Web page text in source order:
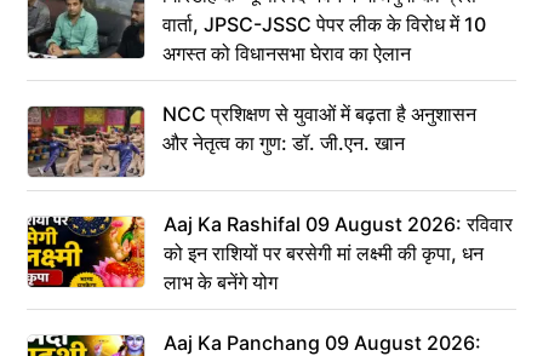
वार्ता, JPSC-JSSC पेपर लीक के विरोध में 10
अगस्त को विधानसभा घेराव का ऐलान
NCC प्रशिक्षण से युवाओं में बढ़ता है अनुशासन
और नेतृत्व का गुण: डॉ. जी.एन. खान
Aaj Ka Rashifal 09 August 2026: रविवार
को इन राशियों पर बरसेगी मां लक्ष्मी की कृपा, धन
लाभ के बनेंगे योग
Aaj Ka Panchang 09 August 2026: